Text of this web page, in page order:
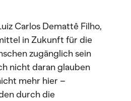
Carlos Demattê Filho,
in Zukunft für die
zugänglich sein
nicht daran glauben
mehr hier –
durch die